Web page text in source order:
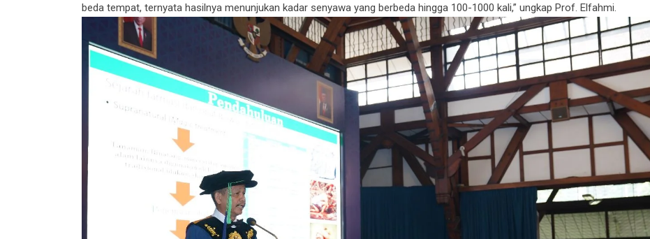
beda tempat, ternyata hasilnya menunjukan kadar senyawa yang berbeda hingga 100-1000 kali,” ungkap Prof. Elfahmi.